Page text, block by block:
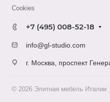
Cookies
+7 (495) 008-52-18
info@gl-studio.com
г. Москва, проспект
© 2026 Элитнaя мeбeль Итaлии